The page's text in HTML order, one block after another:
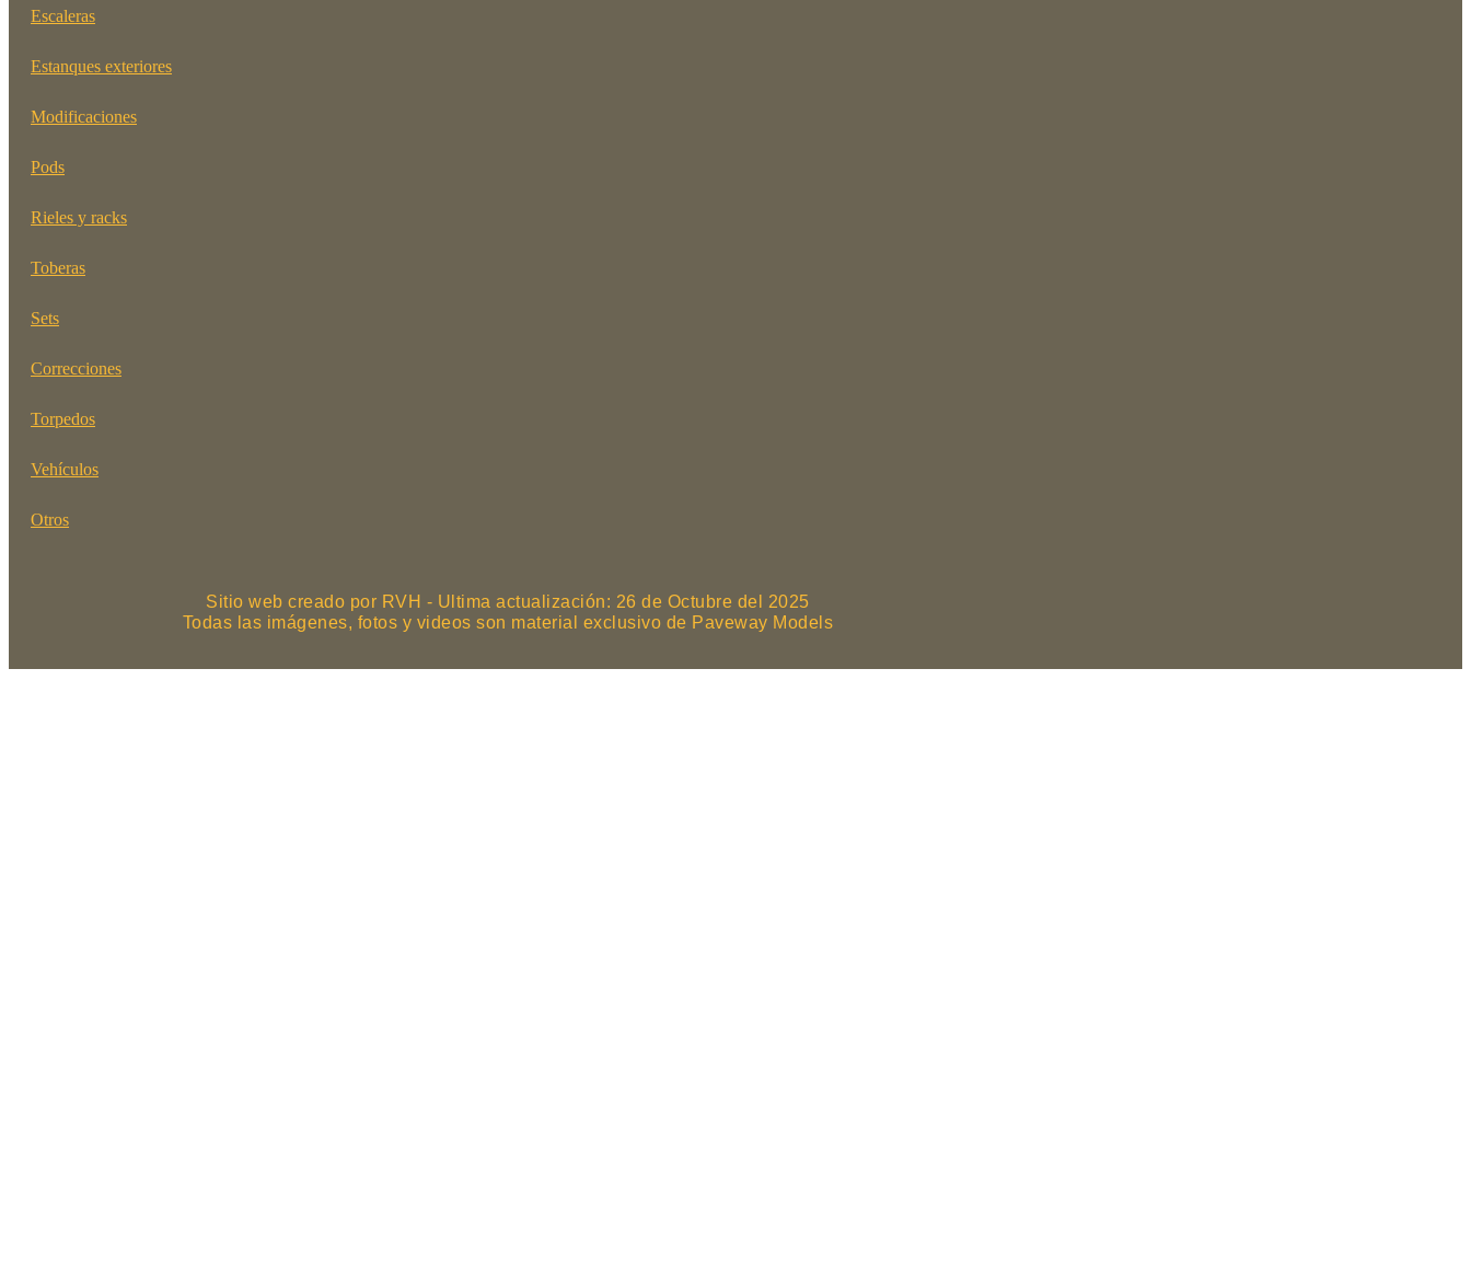
Escaleras
Estanques exteriores
Modificaciones
Pods
Rieles y racks
Toberas
Sets
Correcciones
Torpedos
Vehículos
Otros
Sitio web creado por RVH - Ultima actualización: 26 de Octubre del 2025
Todas las imágenes, fotos y videos son material exclusivo de Paveway Models